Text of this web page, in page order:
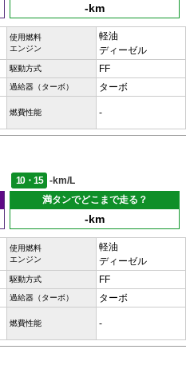
-km
使用燃料
エンジン
軽油
ディーゼル
駆動方式 FF
過給器（ターボ） ターボ
燃費性能 -
10・15
-km/L
満タンでどこまで走る？
-km
使用燃料
エンジン
軽油
ディーゼル
駆動方式 FF
過給器（ターボ） ターボ
燃費性能 -